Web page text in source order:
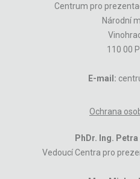
Centrum pro
Národní
110 00
E-mail:
Ochrana
PhDr. Ing.
Vedoucí Centra pro